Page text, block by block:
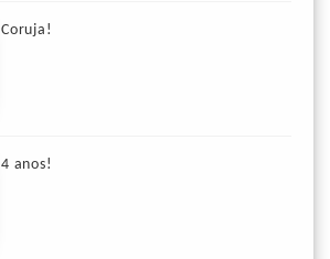
Coruja!
4 anos!